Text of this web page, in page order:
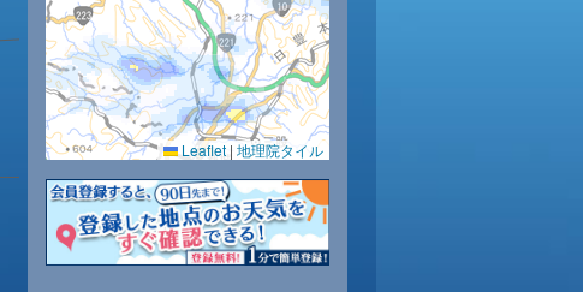
55 51 57 64
Leaflet | 地理院タイル